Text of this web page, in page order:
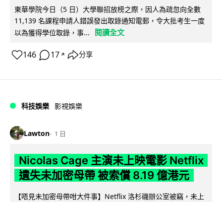
東華學院今日（5 日）大學聯招放榜之際，因人為疏忽向全數
11,139 名課程申請人錯誤發出取錄通知電郵，令大批考生一度
以為獲得學位取錄，事...
閱讀全文
146 17 ↗ 分享
科技娛樂 影視娛樂
Lawton 1 日
Nicolas Cage 主演未上映電影 Netflix
遺失未加密母帶 被索償 8.19 億港元
【唔見未加密母帶咁大件事】Netflix 洛杉磯辦公室被竊，未上